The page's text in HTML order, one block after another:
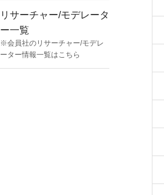
リサーチャー/モデレータ
ー一覧
※会員社のリサーチャー/モデレ
ーター情報一覧はこちら